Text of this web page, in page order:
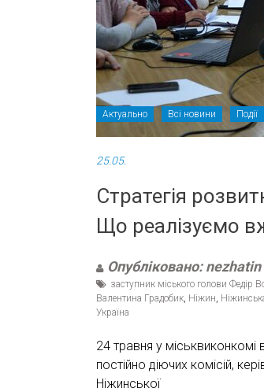
Актуально Всі новини Події
25.05.
Стратегія
Що реалізуємо
Опубліковано: nezhatin
заступник міського голови Федір
Валентина Градобик Ніжин
Україна
24 травня у
постійно діючих комісій,
Ніжинської